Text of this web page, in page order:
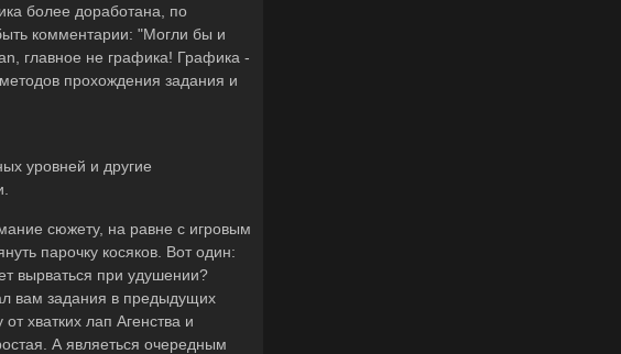
более доработана, по
комментарии: "Могли бы и
главное не графика! Графика -
прохождения задания и
уровней и другие
сюжету, на равне с игровым
парочку косяков. Вот один:
вырваться при удушении?
вам задания в предыдущих
хватких лап Агенства и
А являеться очередным